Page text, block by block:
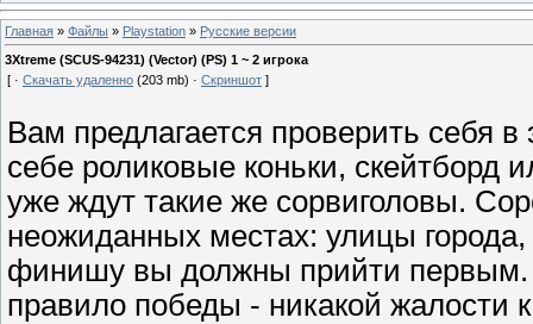
Главная » Файлы » Playstation » Русские версии
3Xtreme (SCUS-94231) (Vector) (PS) 1 ~ 2 игрока
[ · Скачать удаленно (203 mb) · Скриншот ]
Вам предлагается проверить себя
себе роликовые коньки, скейтборд
уже ждут такие же сорвиголовы.
неожиданных местах: улицы города,
финишу вы должны прийти первым.
правило победы - никакой жалости